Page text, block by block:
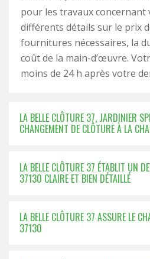
pour les travaux concernant
différents détails sur le prix
fournitures nécessaires, la
coût de la main-d’œuvre.
moins de 24 h après votre
LA BELLE CLÔTURE 37, JARDINIER
CHANGEMENT DE CLÔTURE À LA
LA BELLE CLÔTURE 37 ÉTABLIT UN
37130 CLAIRE ET BIEN DÉTAILLÉ
LA BELLE CLÔTURE 37 ASSURE LE
37130